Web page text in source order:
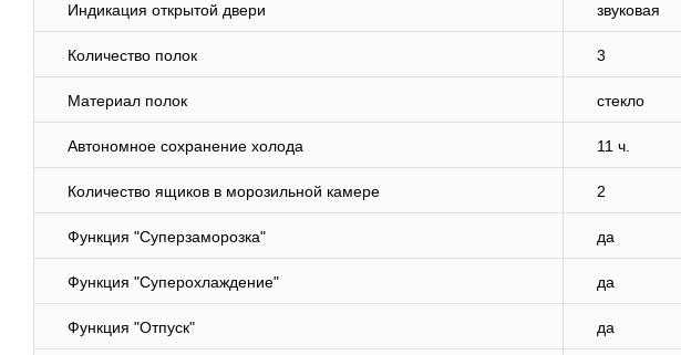
Индикация открытой двери звуковая
Количество полок 3
Материал полок стекло
Автономное сохранение холода 11 ч.
Количество ящиков в морозильной камере 2
Функция "Суперзаморозка" да
Функция "Суперохлаждение" да
Функция "Отпуск" да